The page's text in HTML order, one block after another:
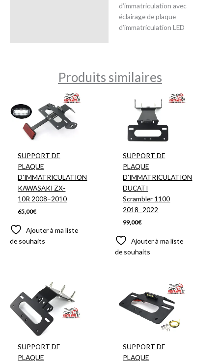
d’immatriculation avec
éclairage de plaque
d’immatriculation LED
Produits similaires
SUPPORT DE
PLAQUE
D’IMMATRICULATION
KAWASAKI ZX-
10R 2008–2010
65,00€
Ajouter à ma liste
de souhaits
SUPPORT DE
PLAQUE
D’IMMATRICULATION
DUCATI
Scrambler 1100
2018–2022
99,00€
Ajouter à ma liste
de souhaits
SUPPORT DE
PLAQUE
SUPPORT DE
PLAQUE